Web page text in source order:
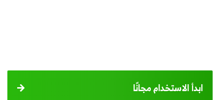
ابدأ الاستخدام مجانًا